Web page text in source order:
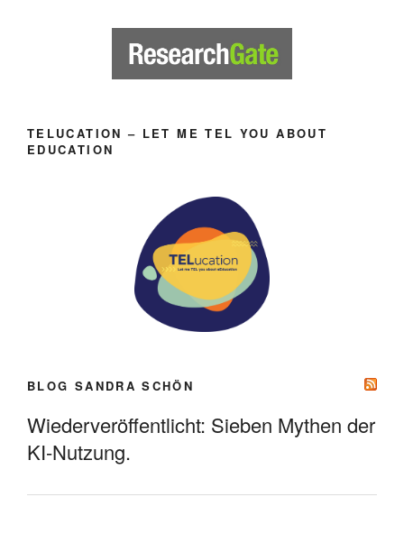
TELUCATION – LET ME TEL YOU ABOUT
EDUCATION
BLOG SANDRA SCHÖN
Wiederveröffentlicht: Sieben Mythen der
KI-Nutzung.